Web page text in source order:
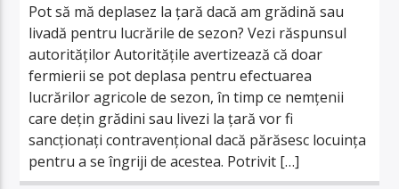
Pot să mă deplasez la țară dacă am grădină sau
livadă pentru lucrările de sezon? Vezi răspunsul
autorităților Autoritățile avertizează că doar
fermierii se pot deplasa pentru efectuarea
lucrărilor agricole de sezon, în timp ce nemțenii
care dețin grădini sau livezi la țară vor fi
sancționați contravențional dacă părăsesc locuința
pentru a se îngriji de acestea. Potrivit […]